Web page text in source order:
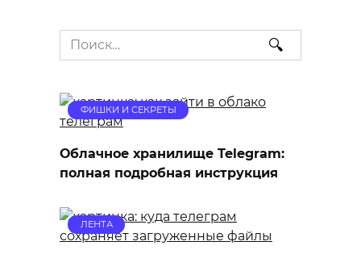
Search
for:
ФИШКИ И СЕКРЕТЫ
Облачное хранилище Telegram:
полная подробная инструкция
ЛЕНТА